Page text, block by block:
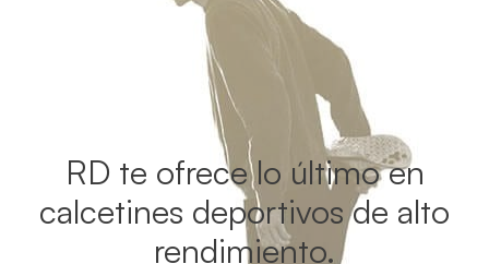
RD te ofrece lo último en
calcetines deportivos de alto
rendimiento.